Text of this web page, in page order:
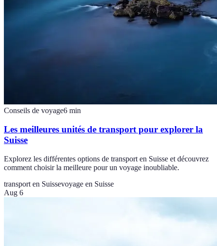
Conseils de voyage6 min
Les meilleures unités de transport pour explorer la
Suisse
Explorez les différentes options de transport en Suisse et découvrez
comment choisir la meilleure pour un voyage inoubliable.
transport en Suissevoyage en Suisse
Aug 6